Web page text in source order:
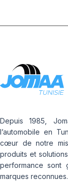
Depuis 1985,
l’automobile en
cœur de notre
produits et
performance sont
marques reconnues.